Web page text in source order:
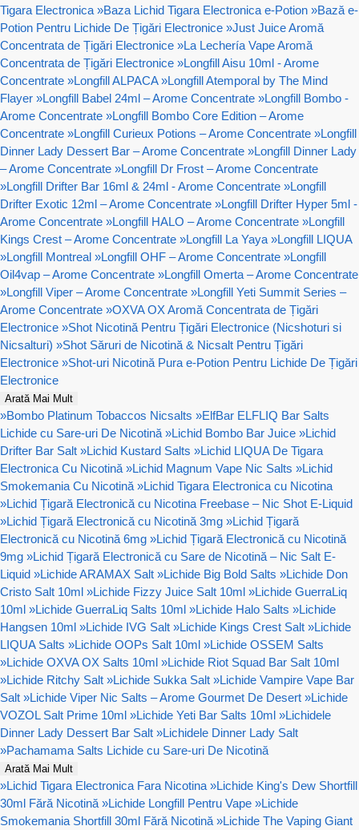
Tigara Electronica »Baza Lichid Tigara Electronica e-Potion »Bază e-
Potion Pentru Lichide De Țigări Electronice »Just Juice Aromă
Concentrata de Țigări Electronice »La Lechería Vape Aromă
Concentrata de Țigări Electronice »Longfill Aisu 10ml - Arome
Concentrate »Longfill ALPACA »Longfill Atemporal by The Mind
Flayer »Longfill Babel 24ml – Arome Concentrate »Longfill Bombo -
Arome Concentrate »Longfill Bombo Core Edition – Arome
Concentrate »Longfill Curieux Potions – Arome Concentrate »Longfill
Dinner Lady Dessert Bar – Arome Concentrate »Longfill Dinner Lady
– Arome Concentrate »Longfill Dr Frost – Arome Concentrate
»Longfill Drifter Bar 16ml & 24ml - Arome Concentrate »Longfill
Drifter Exotic 12ml – Arome Concentrate »Longfill Drifter Hyper 5ml -
Arome Concentrate »Longfill HALO – Arome Concentrate »Longfill
Kings Crest – Arome Concentrate »Longfill La Yaya »Longfill LIQUA
»Longfill Montreal »Longfill OHF – Arome Concentrate »Longfill
Oil4vap – Arome Concentrate »Longfill Omerta – Arome Concentrate
»Longfill Viper – Arome Concentrate »Longfill Yeti Summit Series –
Arome Concentrate »OXVA OX Aromă Concentrata de Țigări
Electronice »Shot Nicotină Pentru Țigări Electronice (Nicshoturi si
Nicsalturi) »Shot Săruri de Nicotină & Nicsalt Pentru Țigări
Electronice »Shot-uri Nicotină Pura e-Potion Pentru Lichide De Țigări
Electronice
Arată Mai Mult
»Bombo Platinum Tobaccos Nicsalts »ElfBar ELFLIQ Bar Salts
Lichide cu Sare-uri De Nicotină »Lichid Bombo Bar Juice »Lichid
Drifter Bar Salt »Lichid Kustard Salts »Lichid LIQUA De Tigara
Electronica Cu Nicotină »Lichid Magnum Vape Nic Salts »Lichid
Smokemania Cu Nicotină »Lichid Tigara Electronica cu Nicotina
»Lichid Țigară Electronică cu Nicotina Freebase – Nic Shot E-Liquid
»Lichid Țigară Electronică cu Nicotină 3mg »Lichid Țigară
Electronică cu Nicotină 6mg »Lichid Țigară Electronică cu Nicotină
9mg »Lichid Țigară Electronică cu Sare de Nicotină – Nic Salt E-
Liquid »Lichide ARAMAX Salt »Lichide Big Bold Salts »Lichide Don
Cristo Salt 10ml »Lichide Fizzy Juice Salt 10ml »Lichide GuerraLiq
10ml »Lichide GuerraLiq Salts 10ml »Lichide Halo Salts »Lichide
Hangsen 10ml »Lichide IVG Salt »Lichide Kings Crest Salt »Lichide
LIQUA Salts »Lichide OOPs Salt 10ml »Lichide OSSEM Salts
»Lichide OXVA OX Salts 10ml »Lichide Riot Squad Bar Salt 10ml
»Lichide Ritchy Salt »Lichide Sukka Salt »Lichide Vampire Vape Bar
Salt »Lichide Viper Nic Salts – Arome Gourmet De Desert »Lichide
VOZOL Salt Prime 10ml »Lichide Yeti Bar Salts 10ml »Lichidele
Dinner Lady Dessert Bar Salt »Lichidele Dinner Lady Salt
»Pachamama Salts Lichide cu Sare-uri De Nicotină
Arată Mai Mult
»Lichid Tigara Electronica Fara Nicotina »Lichide King's Dew Shortfill
30ml Fără Nicotină »Lichide Longfill Pentru Vape »Lichide
Smokemania Shortfill 30ml Fără Nicotină »Lichide The Vaping Giant